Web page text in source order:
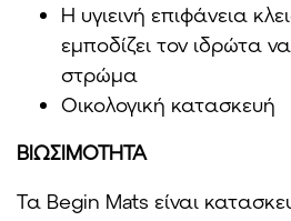
Η υγιεινή επιφάνεια
εμποδίζει τον ιδρώτα
στρώμα
Οικολογική κατασκευή
ΒΙΩΣΙΜΟΤΗΤΑ
Τα Begin Mats είναι